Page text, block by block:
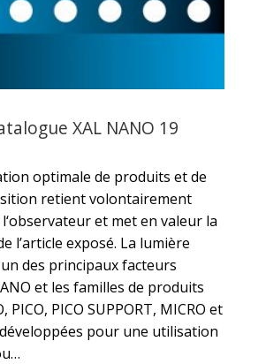
XAL NANO 19
optimale de produits et de
retient volontairement
et met en valeur la
l’article exposé. La lumière
des principaux facteurs
et les familles de produits
PICO, PICO SUPPORT, MICRO et
pour une utilisation